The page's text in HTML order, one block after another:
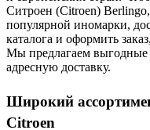
Ситроен (Citroen)
популярной иномарки,
каталога и оформить
Мы предлагаем
адресную доставку.
Широкий
Citroen